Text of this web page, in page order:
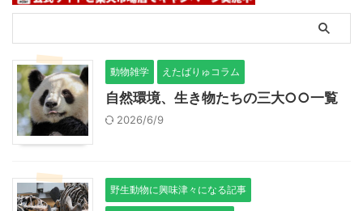
動物雑学 えたばりゅコラム
自然環境、生き物たちの三大○○一覧
2026/6/9
野生動物に興味津々になる記事